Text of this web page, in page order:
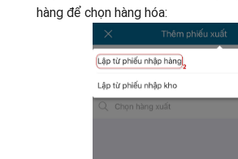
hàng để chọn hàng hóa: